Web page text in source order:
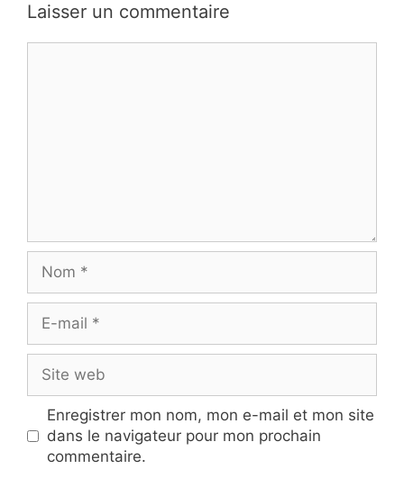
Laisser un commentaire
mail
web
Enregistrer mon nom, mon e-mail et mon site
dans le navigateur pour mon prochain
commentaire.